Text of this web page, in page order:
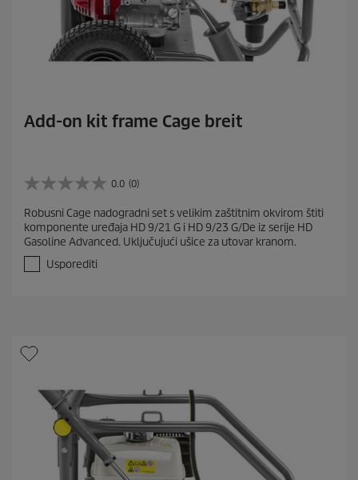
Add-on kit frame Cage breit
0.0 (0)
0
0
o
d
z
d
i
Robusni Cage nadogradni set s velikim zaštitnim okvirom štiti
komponente uređaja HD 9/21 G i HD 9/23 G/De iz serije HD
Gasoline Advanced. Uključujući ušice za utovar kranom.
Usporediti